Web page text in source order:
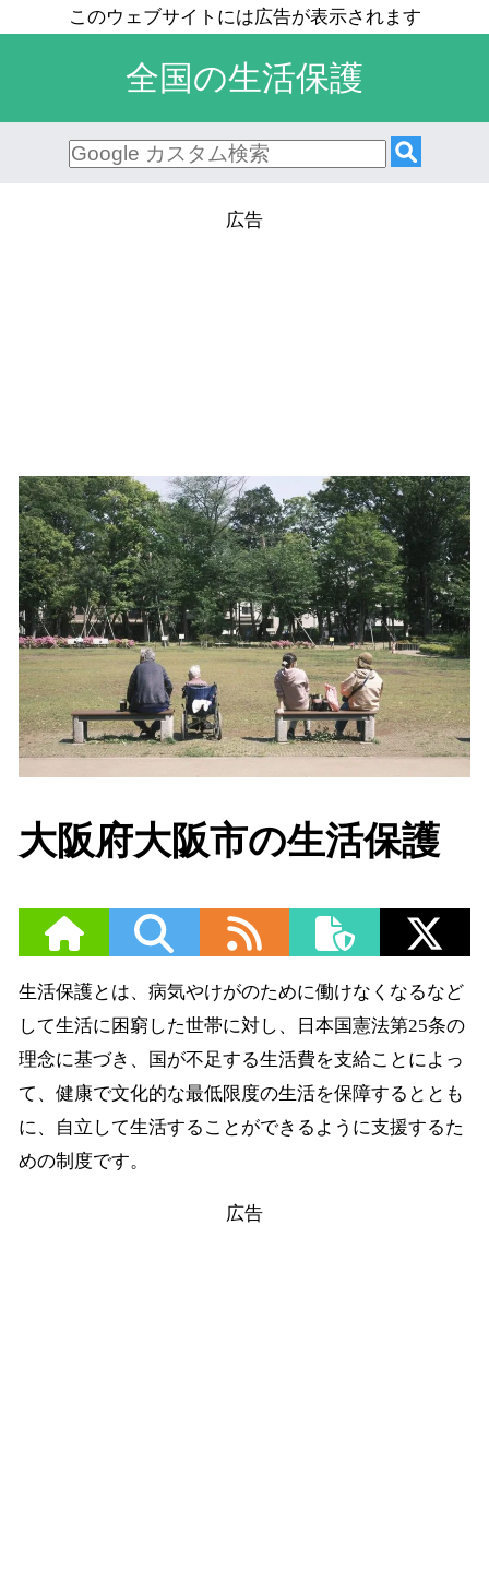
全国の生活保護
大阪府大阪市の生活保護
生活保護とは、病気やけがのために働けなくなるなど
して生活に困窮した世帯に対し、日本国憲法第25条の
理念に基づき、国が不足する生活費を支給ことによっ
て、健康で文化的な最低限度の生活を保障するととも
に、自立して生活することができるように支援するた
めの制度です。